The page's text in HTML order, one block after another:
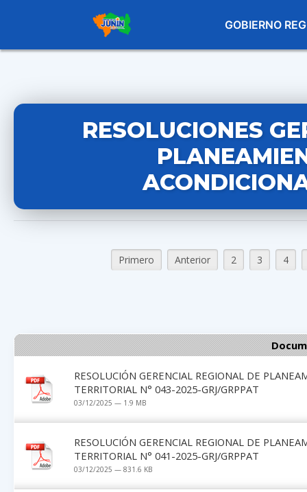
GOBIERNO
RESOLUCIONES
Primero Anterior 2 3 4
RESOLUCIÓN GERENCIAL REGIONAL DE
TERRITORIAL N° 043-2025-GRJ/GRPPAT
03/12/2025 — 1.9 MB
RESOLUCIÓN GERENCIAL REGIONAL DE
TERRITORIAL N° 041-2025-GRJ/GRPPAT
03/12/2025 — 831.6 KB